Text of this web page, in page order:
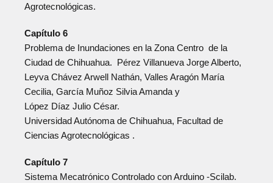
Agrotecnológicas.
Capítulo 6
Problema de Inundaciones en la Zona Centro de la
Ciudad de Chihuahua. Pérez Villanueva Jorge Alberto,
Leyva Chávez Arwell Nathán, Valles Aragón María
Cecilia, García Muñoz Silvia Amanda y
López Díaz Julio César.
Universidad Autónoma de Chihuahua, Facultad de
Ciencias Agrotecnológicas .
Capítulo 7
Sistema Mecatrónico Controlado con Arduino -Scilab.